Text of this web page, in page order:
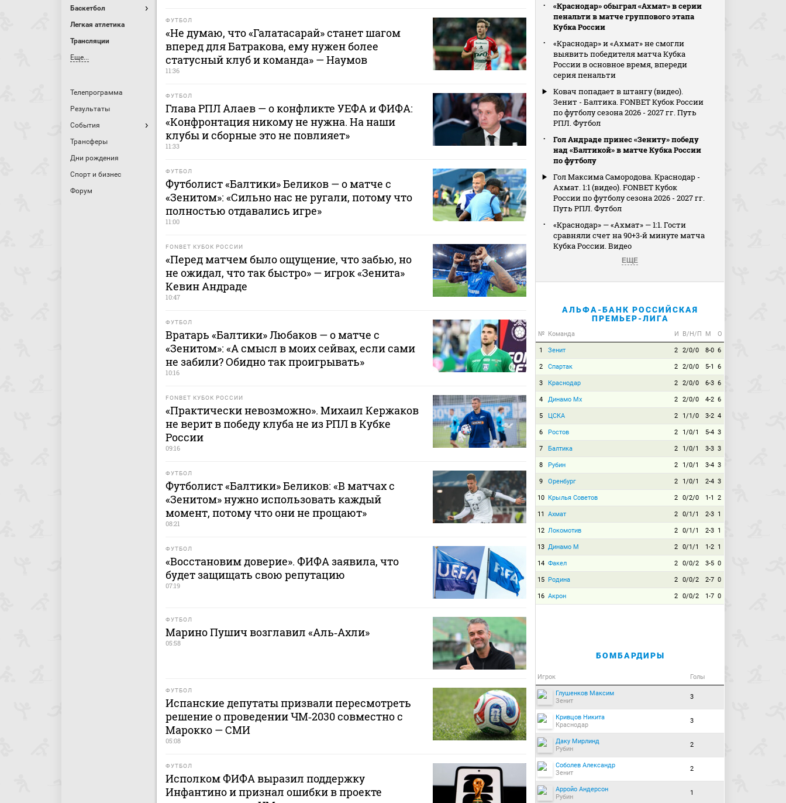
Баскетбол
Легкая атлетика
Трансляции
Еще...
Телепрограмма
Результаты
События
Трансферы
Дни рождения
Спорт и бизнес
Форум
ФУТБОЛ
«Не думаю, что «Галатасарай» станет шагом
вперед для Батракова, ему нужен более
статусный клуб и команда» — Наумов
11:36
ФУТБОЛ
Глава РПЛ Алаев — о конфликте УЕФА и ФИФА:
«Конфронтация никому не нужна. На наши
клубы и сборные это не повлияет»
11:33
ФУТБОЛ
Футболист «Балтики» Беликов — о матче с
«Зенитом»: «Сильно нас не ругали, потому что
полностью отдавались игре»
11:00
FONBET КУБОК РОССИИ
«Перед матчем было ощущение, что забью, но
не ожидал, что так быстро» — игрок «Зенита»
Кевин Андраде
10:47
ФУТБОЛ
Вратарь «Балтики» Любаков — о матче с
«Зенитом»: «А смысл в моих сейвах, если сами
не забили? Обидно так проигрывать»
10:16
FONBET КУБОК РОССИИ
«Практически невозможно». Михаил Кержаков
не верит в победу клуба не из РПЛ в Кубке
России
09:16
ФУТБОЛ
Футболист «Балтики» Беликов: «В матчах с
«Зенитом» нужно использовать каждый
момент, потому что они не прощают»
08:21
ФУТБОЛ
«Восстановим доверие». ФИФА заявила, что
будет защищать свою репутацию
07:19
ФУТБОЛ
Марино Пушич возглавил «Аль‑Ахли»
05:58
ФУТБОЛ
Испанские депутаты призвали пересмотреть
решение о проведении ЧМ‑2030 совместно с
Марокко — СМИ
05:08
ФУТБОЛ
Исполком ФИФА выразил поддержку
Инфантино и признал ошибки в проекте
«Краснодар» обыграл «Ахмат» в серии
пенальти в матче группового этапа
Кубка России
«Краснодар» и «Ахмат» не смогли
выявить победителя матча Кубка
России в основное время, впереди
серия пенальти
Ковач попадает в штангу (видео).
Зенит - Балтика. FONBET Кубок России
по футболу сезона 2026 - 2027 гг. Путь
РПЛ. Футбол
Гол Андраде принес «Зениту» победу
над «Балтикой» в матче Кубка России
по футболу
Гол Максима Самородова. Краснодар -
Ахмат. 1:1 (видео). FONBET Кубок
России по футболу сезона 2026 - 2027 гг.
Путь РПЛ. Футбол
«Краснодар» — «Ахмат» — 1:1. Гости
сравняли счет на 90+3‑й минуте матча
Кубка России. Видео
ЕЩЕ
АЛЬФА-БАНК РОССИЙСКАЯ
ПРЕМЬЕР-ЛИГА
№ Команда И В/Н/П М О
1 Зенит 2 2/0/0 8-0 6
2 Спартак 2 2/0/0 5-1 6
3 Краснодар 2 2/0/0 6-3 6
4 Динамо Мх 2 2/0/0 4-2 6
5 ЦСКА 2 1/1/0 3-2 4
6 Ростов 2 1/0/1 5-4 3
7 Балтика 2 1/0/1 3-3 3
8 Рубин 2 1/0/1 3-4 3
9 Оренбург 2 1/0/1 2-4 3
10 Крылья Советов 2 0/2/0 1-1 2
11 Ахмат 2 0/1/1 2-3 1
12 Локомотив 2 0/1/1 2-3 1
13 Динамо М 2 0/1/1 1-2 1
14 Факел 2 0/0/2 3-5 0
15 Родина 2 0/0/2 2-7 0
16 Акрон 2 0/0/2 1-7 0
БОМБАРДИРЫ
Игрок Голы
Глушенков Максим
Зенит
3
Кривцов Никита
Краснодар
3
Даку Мирлинд
Рубин
2
Соболев Александр
Зенит
2
Арройо Андерсон
Рубин
1